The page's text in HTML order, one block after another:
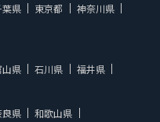
葉県 東京都
神奈川県
山県 石川県
福井県
良県
和歌山県